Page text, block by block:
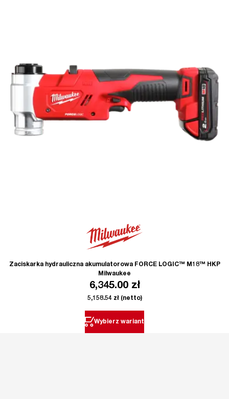
Zaciskarka hydrauliczna akumulatorowa FORCE LOGIC™ M18™ HKP
Milwaukee
6,345.00 zł
5,158.54 zł(netto)
Wybierz wariant